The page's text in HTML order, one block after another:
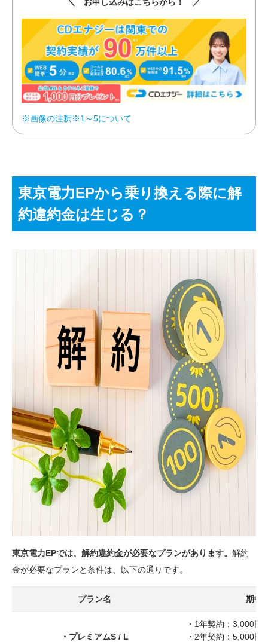
※画像の注釈※1～5について
東京電力EPから乗り換える際に解
約違約金は生じる？
東京電力EPでは、解約違約金が必要なプランがあります。 解約
金が必要なプランと条件は、以下の通りです。
プラン名 期中
・プレミアムS / L
・1年契約：3,000円
・2年契約：5,000円